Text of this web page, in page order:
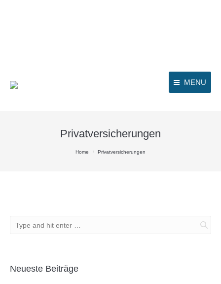
MENU
Privatversicherungen
Home Privatversicherungen
Neueste Beiträge